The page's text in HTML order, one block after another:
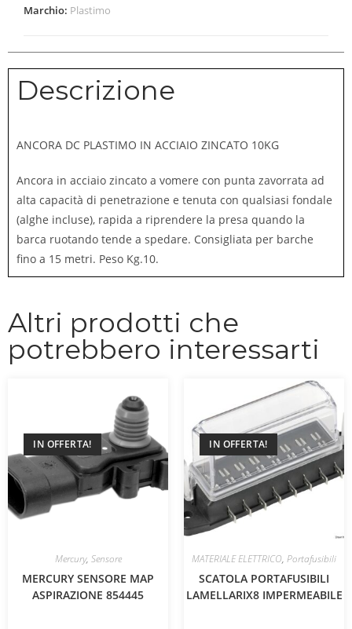
Marchio: Plastimo
Descrizione
ANCORA DC PLASTIMO IN ACCIAIO ZINCATO 10KG
Ancora in acciaio zincato a vomere con punta zavorrata ad
alta capacità di penetrazione e tenuta con qualsiasi fondale
(alghe incluse), rapida a riprendere la presa quando la
barca ruotando tende a spedare. Consigliata per barche
fino a 15 metri. Peso Kg.10.
Altri prodotti che
potrebbero interessarti
IN OFFERTA!
Mercury, Sensore
MERCURY SENSORE MAP
ASPIRAZIONE 854445
IN OFFERTA!
MATERIALE ELETTRICO, Portafusibili
SCATOLA PORTAFUSIBILI
LAMELLARIX8 IMPERMEABILE